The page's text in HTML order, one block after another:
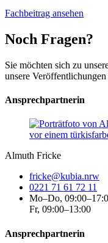
Fachbeitrag ansehen
Noch Fragen?
Sie möchten sich zu
unsere
Ansprechpartnerin
Almuth Fricke
fricke@kubia.nrw
0221 71 61 72 11
Mo–Do,
Fr, 09:00–13:00
Ansprechpartnerin